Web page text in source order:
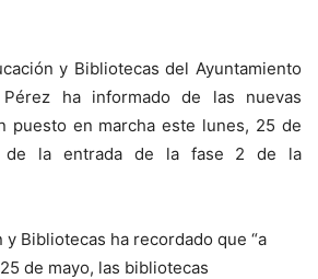
y Bibliotecas del Ayuntamiento
ha informado de las nuevas
puesto en marcha este lunes, 25 de
de la entrada de la fase 2 de la
y Bibliotecas ha recordado que “a
de mayo, las bibliotecas